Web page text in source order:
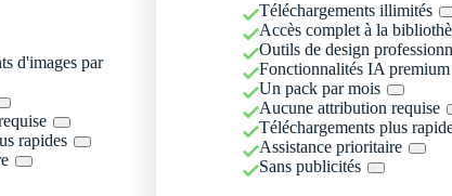
d'images par
rapides
Téléchargements illimités
Accès complet à la
Outils de design
Fonctionnalités IA premium
Un pack par mois
Aucune attribution requise
Téléchargements plus
Assistance prioritaire
Sans publicités